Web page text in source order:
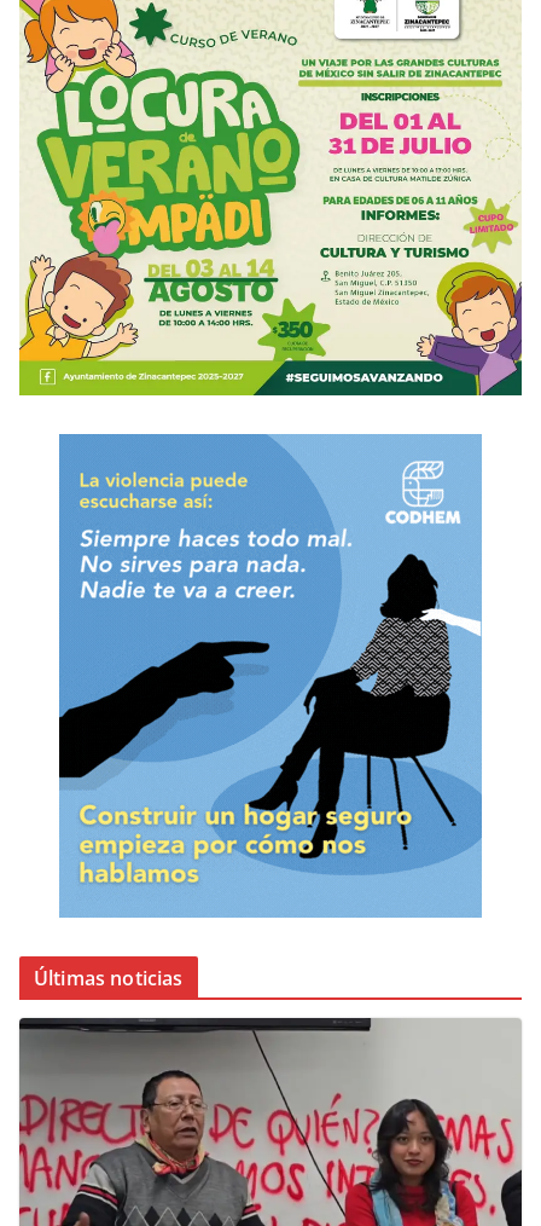
Últimas noticias